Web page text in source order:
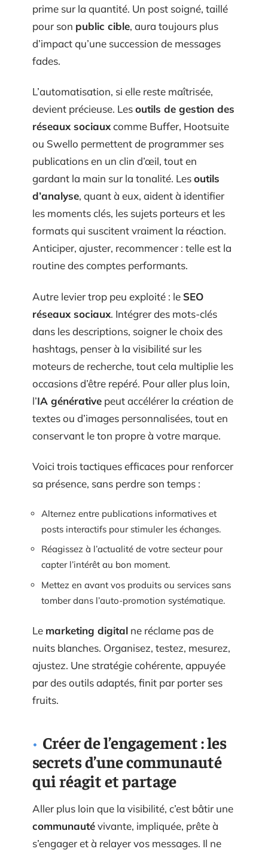
prime sur la quantité. Un post soigné, taillé
pour son public cible, aura toujours plus
d’impact qu’une succession de messages
fades.
L’automatisation, si elle reste maîtrisée,
devient précieuse. Lesoutils de gestion des
réseaux sociauxcomme Buffer, Hootsuite
ou Swello permettent de programmer ses
publications en un clin d’œil, tout en
gardant la main sur la tonalité. Lesoutils
d’analyse, quant à eux, aident à identifier
les moments clés, les sujets porteurs et les
formats qui suscitent vraiment la réaction.
Anticiper, ajuster, recommencer : telle est la
routine des comptes performants.
Autre levier trop peu exploité : le SEO
réseaux sociaux. Intégrer des mots-clés
dans les descriptions, soigner le choix des
hashtags, penser à la visibilité sur les
moteurs de recherche, tout cela multiplie les
occasions d’être repéré. Pour aller plus loin,
l’IA générative peut accélérer la création de
textes ou d’images personnalisées, tout en
conservant le ton propre à votre marque.
Voici trois tactiques efficaces pour renforcer
sa présence, sans perdre son temps :
Alternez entre publications informatives et
posts interactifs pour stimuler les échanges.
Réagissez à l’actualité de votre secteur pour
capter l’intérêt au bon moment.
Mettez en avant vos produits ou services sans
tomber dans l’auto-promotion systématique.
Le marketing digital ne réclame pas de
nuits blanches. Organisez, testez, mesurez,
ajustez. Une stratégie cohérente, appuyée
par des outils adaptés, finit par porter ses
fruits.
Créer de l’engagement : les
secrets d’une communauté
qui réagit et partage
Aller plus loin que la visibilité, c’est bâtir une
communautévivante, impliquée, prête à
s’engager et à relayer vos messages. Il ne